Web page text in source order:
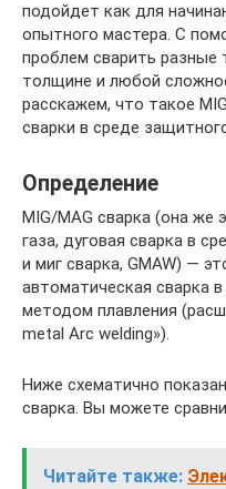
подойдет как для
опытного мастера. С
проблем сварить разные
толщине и любой
расскажем, что такое
сварки в среде
Определение
MIG/MAG сварка (она же
газа, дуговая сварка в
и миг сварка, GMAW) —
автоматическая сварка
методом плавления
metal Arc welding»).
Ниже схематично
сварка. Вы можете
Читайте также: